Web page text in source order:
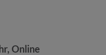
Online